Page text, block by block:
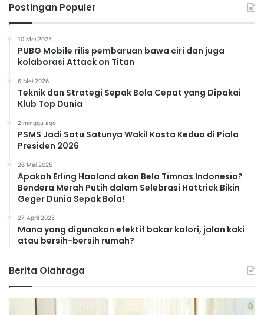
Postingan Populer
10 Mei 2025
PUBG Mobile rilis pembaruan bawa ciri dan juga
kolaborasi Attack on Titan
6 Mei 2026
Teknik dan Strategi Sepak Bola Cepat yang Dipakai
Klub Top Dunia
2 minggu ago
PSMS Jadi Satu Satunya Wakil Kasta Kedua di Piala
Presiden 2026
26 Mei 2025
Apakah Erling Haaland akan Bela Timnas Indonesia?
Bendera Merah Putih dalam Selebrasi Hattrick Bikin
Geger Dunia Sepak Bola!
27 April 2025
Mana yang digunakan efektif bakar kalori, jalan kaki
atau bersih-bersih rumah?
Berita Olahraga